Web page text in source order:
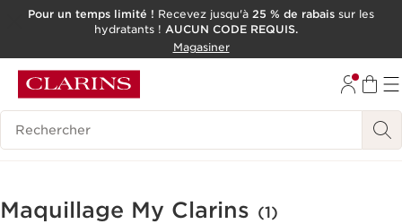
ALLER AU CONTENU
OUTIL D'ACCESSIBILITÉ
Pour un temps limité ! Recevez jusqu'à 25 % de rabais sur les
hydratants ! AUCUN CODE REQUIS.
Magasiner
Historique des recherches
Maquillage My Clarins (1)